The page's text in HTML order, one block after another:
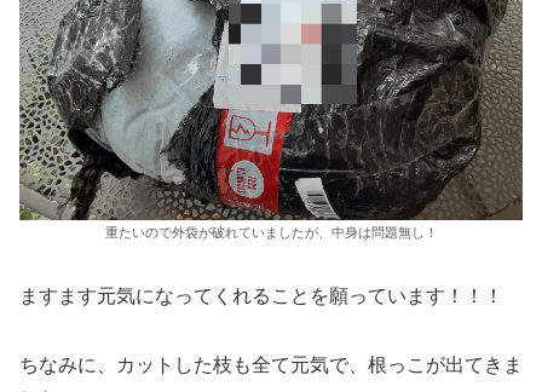
重たいので外袋が破れていましたが、中身は問題無し！
ますます元気になってくれることを願っています！！！
ちなみに、カットした枝も全て元気で、根っこが出てきま